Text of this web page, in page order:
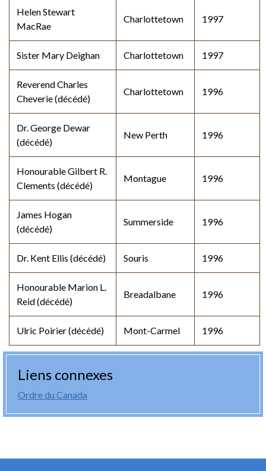
Helen Stewart
MacRae
Charlottetown 1997
Sister Mary Deighan Charlottetown 1997
Reverend Charles
Cheverie (décédé)
Charlottetown 1996
Dr. George Dewar
(décédé)
New Perth 1996
Honourable Gilbert R.
Clements (décédé)
Montague 1996
James Hogan
(décédé)
Summerside 1996
Dr. Kent Ellis (décédé) Souris 1996
Honourable Marion L.
Reid (décédé)
Breadalbane 1996
Ulric Poirier (décédé) Mont-Carmel 1996
Liens connexes
Ordre du Canada